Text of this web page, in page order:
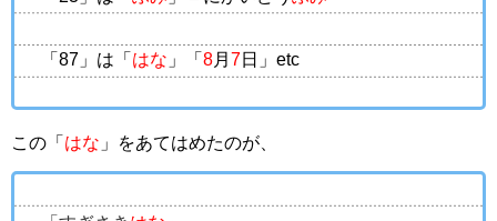
「87」は「 はな 」「 8 月 7日」etc
この「 はな 」をあてはめたのが、